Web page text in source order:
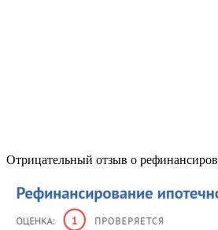
Отрицательный отзыв о